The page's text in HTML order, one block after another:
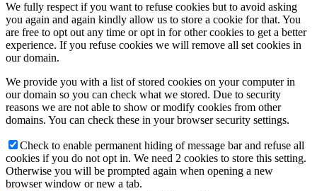
We fully respect if you want to refuse cookies but to avoid asking
you again and again kindly allow us to store a cookie for that. You
are free to opt out any time or opt in for other cookies to get a better
experience. If you refuse cookies we will remove all set cookies in
our domain.
We provide you with a list of stored cookies on your computer in
our domain so you can check what we stored. Due to security
reasons we are not able to show or modify cookies from other
domains. You can check these in your browser security settings.
Check to enable permanent hiding of message bar and refuse all
cookies if you do not opt in. We need 2 cookies to store this setting.
Otherwise you will be prompted again when opening a new
browser window or new a tab.